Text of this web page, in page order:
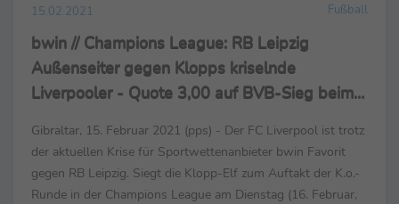
15.02.2021 Fußball
bwin // Champions League: RB Leipzig
Außenseiter gegen Klopps kriselnde
Liverpooler - Quote 3,00 auf BVB-Sieg beim
Gibraltar, 15. Februar 2021 (pps) - Der FC Liverpool ist trotz
der aktuellen Krise für Sportwettenanbieter bwin Favorit
gegen RB Leipzig. Siegt die Klopp-Elf zum Auftakt der K.o.-
Runde in der Champions League am Dienstag (16. Februar,